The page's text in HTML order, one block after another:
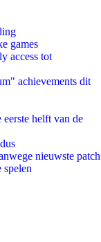
games
access tot
achievements dit
helft van de
nieuwste patch